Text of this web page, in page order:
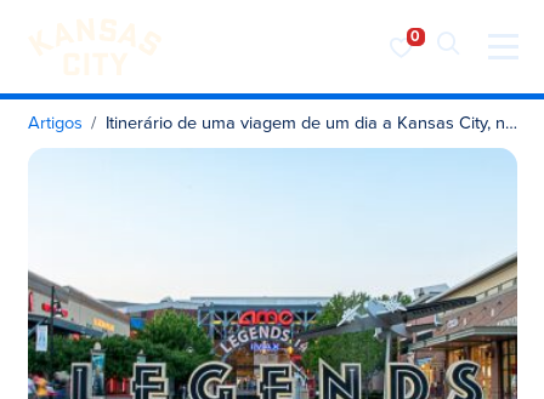
Visite o KC
Saltar para o conteúdo
Artigos Itinerário de uma viagem de um dia a Kansas City, no Kansas, e a Bonner Springs